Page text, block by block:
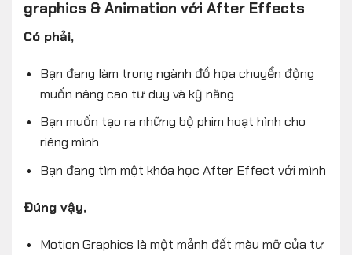
graphics & Animation với After Effects
Có phải,
Bạn đang làm trong ngành đồ họa chuyển động
muốn nâng cao tư duy và kỹ năng
Bạn muốn tạo ra những bộ phim hoạt hình cho
riêng mình
Bạn đang tìm một khóa học After Effect với mình
Đúng vậy,
Motion Graphics là một mảnh đất màu mỡ của tư